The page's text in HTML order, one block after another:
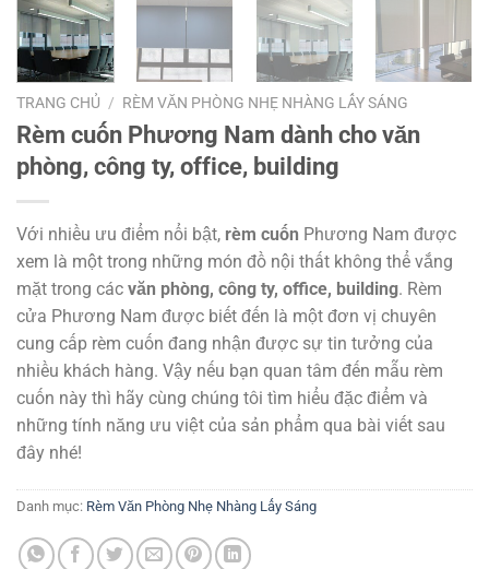
TRANG CHỦ / RÈM VĂN PHÒNG NHẸ NHÀNG LẤY SÁNG
Rèm cuốn Phương Nam dành cho văn
phòng, công ty, office, building
Với nhiều ưu điểm nổi bật, rèm cuốn Phương Nam được
xem là một trong những món đồ nội thất không thể vắng
mặt trong các văn phòng, công ty, office, building. Rèm
cửa Phương Nam được biết đến là một đơn vị chuyên
cung cấp rèm cuốn đang nhận được sự tin tưởng của
nhiều khách hàng. Vậy nếu bạn quan tâm đến mẫu rèm
cuốn này thì hãy cùng chúng tôi tìm hiểu đặc điểm và
những tính năng ưu việt của sản phẩm qua bài viết sau
đây nhé!
Danh mục: Rèm Văn Phòng Nhẹ Nhàng Lấy Sáng